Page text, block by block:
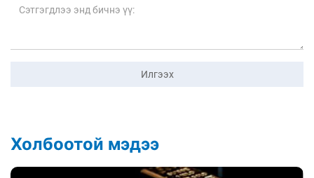
Илгээх
Холбоотой мэдээ